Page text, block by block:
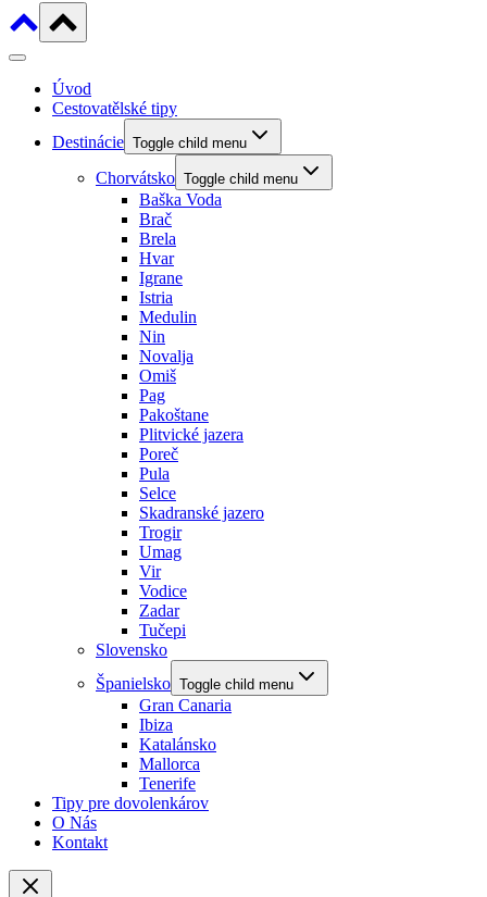
Úvod
Cestovatělské tipy
Destinácie Toggle child menu
Chorvátsko Toggle child menu
Baška Voda
Brač
Brela
Hvar
Igrane
Istria
Medulin
Nin
Novalja
Omiš
Pag
Pakoštane
Plitvické jazera
Poreč
Pula
Selce
Skadranské jazero
Trogir
Umag
Vir
Vodice
Zadar
Tučepi
Slovensko
Španielsko Toggle child menu
Gran Canaria
Ibiza
Katalánsko
Mallorca
Tenerife
Tipy pre dovolenkárov
O Nás
Kontakt